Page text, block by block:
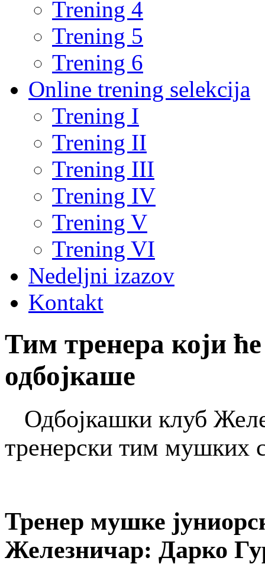
Trening 4
Trening 5
Trening 6
Online trening selekcija
Trening I
Trening II
Trening III
Trening IV
Trening V
Trening VI
Nedeljni izazov
Kontakt
Тим тренера који
одбојкаше
Одбојкашки клуб
тренерски тим мушких
Тренер мушке
Железничар: Дарко